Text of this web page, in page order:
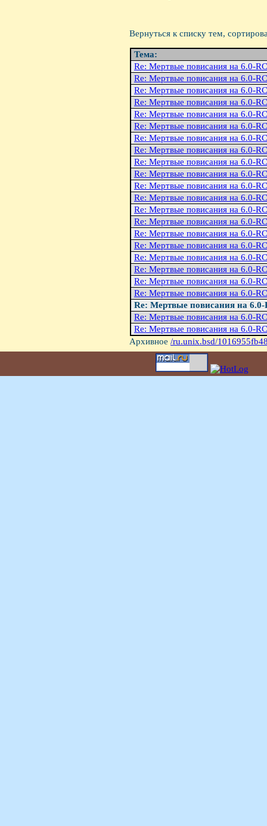
Вернуться к списку тем,
Тема:
Re: Мертвые повисания на 6.0-
Re: Мертвые повисания на 6.0-
Re: Мертвые повисания на 6.0-
Re: Мертвые повисания на 6.0-
Re: Мертвые повисания на 6.0-
Re: Мертвые повисания на 6.0-
Re: Мертвые повисания на 6.0-
Re: Мертвые повисания на 6.0-
Re: Мертвые повисания на 6.0-
Re: Мертвые повисания на 6.0-
Re: Мертвые повисания на 6.0-
Re: Мертвые повисания на 6.0-
Re: Мертвые повисания на 6.0-
Re: Мертвые повисания на 6.0-
Re: Мертвые повисания на 6.0-
Re: Мертвые повисания на 6.0-
Re: Мертвые повисания на 6.0-
Re: Мертвые повисания на 6.0-
Re: Мертвые повисания на 6.0-
Re: Мертвые повисания на 6.0-
Re: Мертвые повисания на 6.0-
Re: Мертвые повисания на 6.0-
Re: Мертвые повисания на 6.0-
Архивное /ru.unix.bsd/